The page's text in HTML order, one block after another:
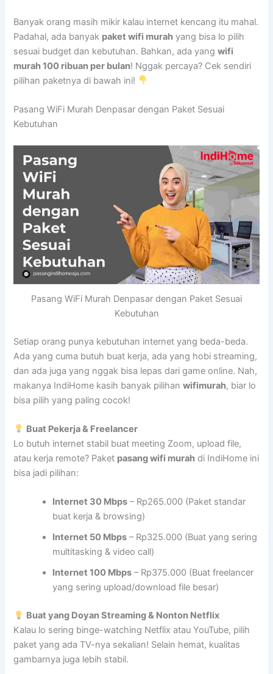
Banyak orang masih mikir kalau internet kencang itu mahal.
Padahal, ada banyak paket wifi murah yang bisa lo pilih
sesuai budget dan kebutuhan. Bahkan, ada yangwifi
murah 100 ribuan per bulan! Nggak percaya? Cek sendiri
pilihan paketnya di bawah ini!
Pasang WiFi Murah Denpasar dengan Paket Sesuai
Kebutuhan
Pasang WiFi Murah Denpasar dengan Paket Sesuai
Kebutuhan
Setiap orang punya kebutuhan internet yang beda-beda.
Ada yang cuma butuh buat kerja, ada yang hobi streaming,
dan ada juga yang nggak bisa lepas dari game online. Nah,
makanya IndiHome kasih banyak pilihanwifimurah, biar lo
bisa pilih yang paling cocok!
Buat Pekerja & Freelancer
Lo butuh internet stabil buat meeting Zoom, upload file,
atau kerja remote? Paket pasang wifi murah di IndiHome ini
bisa jadi pilihan:
Internet 30 Mbps – Rp265.000 (Paket standar
buat kerja & browsing)
Internet 50 Mbps – Rp325.000 (Buat yang sering
multitasking & video call)
Internet 100 Mbps – Rp375.000 (Buat freelancer
yang sering upload/download file besar)
Buat yang Doyan Streaming & Nonton Netflix
Kalau lo sering binge-watching Netflix atau YouTube, pilih
paket yang ada TV-nya sekalian! Selain hemat, kualitas
gambarnya juga lebih stabil.